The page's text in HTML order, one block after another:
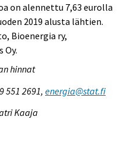
on alennettu 7,63 eurolla
2019 alusta lähtien.
Bioenergia ry,
Oy.
hinnat
551 2691, energia@stat.fi
Kaaja